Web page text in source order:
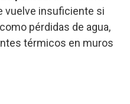
vuelve insuficiente si
pérdidas de agua,
térmicos en muros